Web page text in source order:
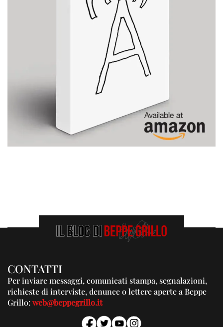
CONTATTI
Per inviare messaggi, comunicati stampa, segnalazioni,
richieste di interviste, denunce o lettere aperte a Beppe
Grillo:web@beppegrillo.it